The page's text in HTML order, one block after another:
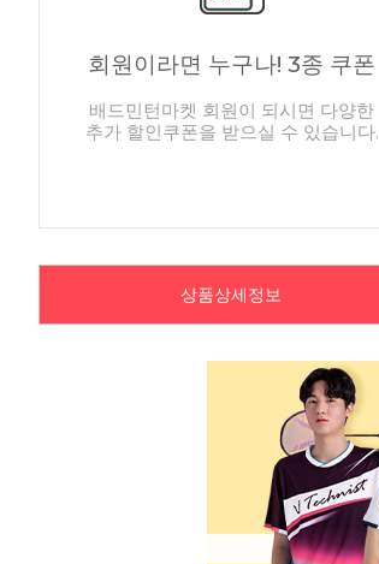
회원이라면 누구나! 3종 쿠폰
배드민턴마켓 회원이 되시면 다양한
추가 할인쿠폰을 받으실 수 있습니다.
상품상세정보